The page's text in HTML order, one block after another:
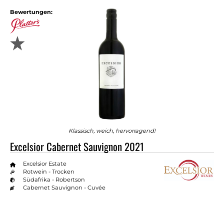
Bewertungen:
Klassisch, weich, hervorragend!
Excelsior Cabernet Sauvignon 2021
Excelsior Estate
Rotwein - Trocken
Südafrika - Robertson
Cabernet Sauvignon - Cuvée